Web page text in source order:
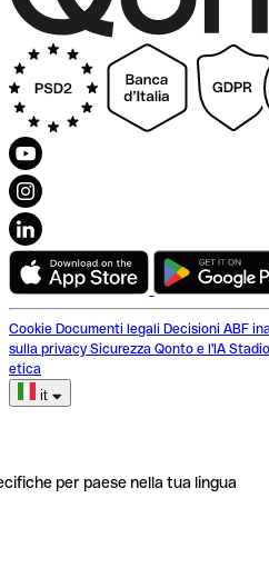
Cookie Documenti legali Decisioni ABF
sulla privacy Sicurezza Qonto e l'IA
etica
it
per paese nella tua lingua